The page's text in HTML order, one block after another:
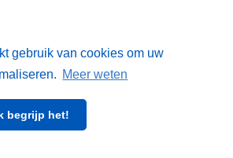
gebruik van cookies om uw
Meer weten
begrijp het!